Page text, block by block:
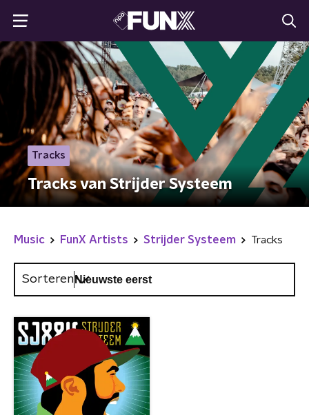
Tracks
Tracks van Strijder Systeem
Music FunX Artists Strijder Systeem Tracks
Sorteren